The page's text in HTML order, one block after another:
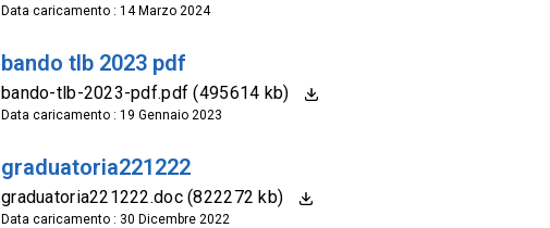
Data caricamento : 14 Marzo 2024
bando tlb 2023 pdf
bando-tlb-2023-pdf.pdf (495614 kb)
Data caricamento : 19 Gennaio 2023
graduatoria221222
graduatoria221222.doc (822272 kb)
Data caricamento : 30 Dicembre 2022